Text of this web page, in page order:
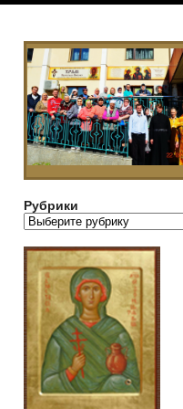
Рубрики
Рубрики